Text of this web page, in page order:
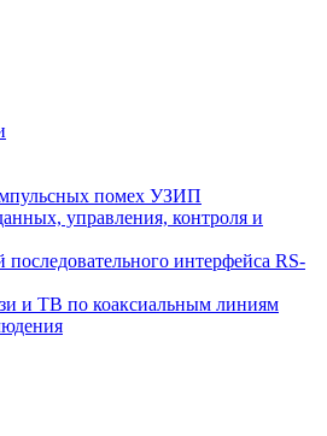
помех УЗИП
управления, контроля и
интерфейса RS-
и ТВ по коаксиальным линиям